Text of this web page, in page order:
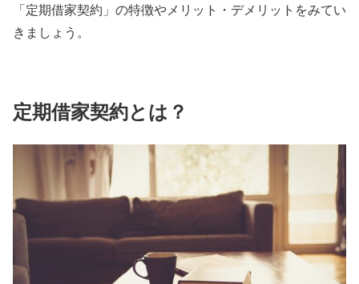
「定期借家契約」の特徴やメリット・デメリットをみてい
きましょう。
定期借家契約とは？